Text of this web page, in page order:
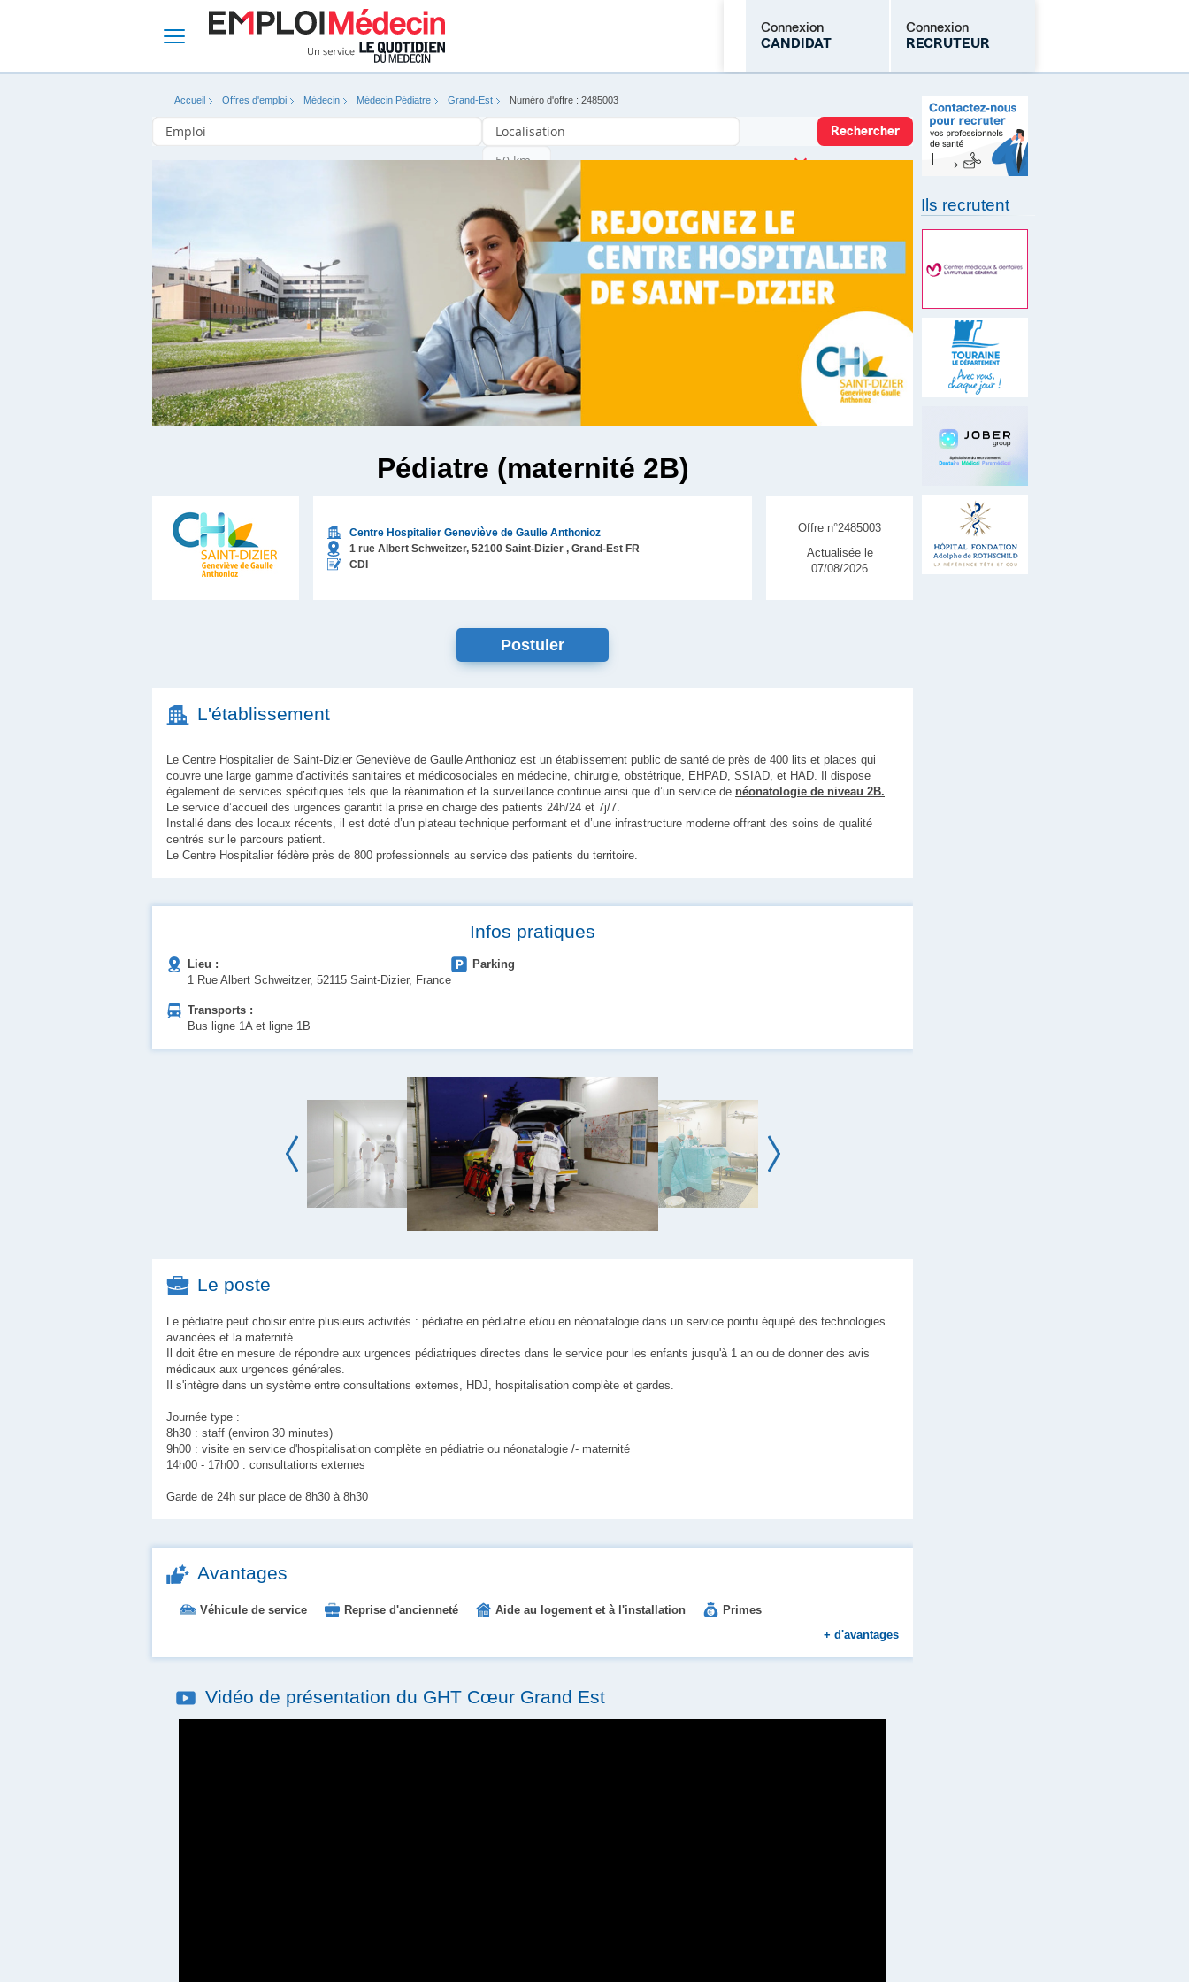
Connexion
CANDIDAT
Connexion
RECRUTEUR
Mot de passe oublié
Accueil Offres d'emploi Médecin Médecin Pédiatre Grand-Est Numéro d'offre : 2485003
Pédiatre (maternité 2B)
Centre Hospitalier Geneviève de Gaulle Anthonioz
1 rue Albert Schweitzer, 52100 Saint-Dizier , Grand-Est FR
CDI
Offre n°2485003
Actualisée le
07/08/2026
Postuler
L'établissement
Le Centre Hospitalier de Saint-Dizier Geneviève de Gaulle Anthonioz est un établissement public de santé de près de 400 lits et places qui
couvre une large gamme d’activités sanitaires et médicosociales en médecine, chirurgie, obstétrique, EHPAD, SSIAD, et HAD. Il dispose
également de services spécifiques tels que la réanimation et la surveillance continue ainsi que d’un service de néonatologie de niveau 2B.
Le service d’accueil des urgences garantit la prise en charge des patients 24h/24 et 7j/7.
Installé dans des locaux récents, il est doté d’un plateau technique performant et d’une infrastructure moderne offrant des soins de qualité
centrés sur le parcours patient.
Le Centre Hospitalier fédère près de 800 professionnels au service des patients du territoire.
Infos pratiques
Lieu :
1 Rue Albert Schweitzer, 52115 Saint-Dizier, France
Transports :
Bus ligne 1A et ligne 1B
Parking
Le poste
Le pédiatre peut choisir entre plusieurs activités : pédiatre en pédiatrie et/ou en néonatalogie dans un service pointu équipé des technologies
avancées et la maternité.
Il doit être en mesure de répondre aux urgences pédiatriques directes dans le service pour les enfants jusqu'à 1 an ou de donner des avis
médicaux aux urgences générales.
Il s'intègre dans un système entre consultations externes, HDJ, hospitalisation complète et gardes.
Journée type :
8h30 : staff (environ 30 minutes)
9h00 : visite en service d'hospitalisation complète en pédiatrie ou néonatalogie /- maternité
14h00 - 17h00 : consultations externes
Garde de 24h sur place de 8h30 à 8h30
Avantages
Véhicule de service Reprise d'ancienneté Aide au logement et à l'installation
Primes
+ d'avantages
Vidéo de présentation du GHT Cœur Grand Est
Ils recrutent